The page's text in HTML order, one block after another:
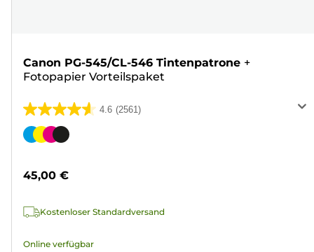
Canon PG-545/CL-546 Tintenpatrone +
Fotopapier Vorteilspaket
4.6 (2561)
4.6
von
2561
Farbpatrone
45,00 €
Kostenloser Standardversand
Online verfügbar